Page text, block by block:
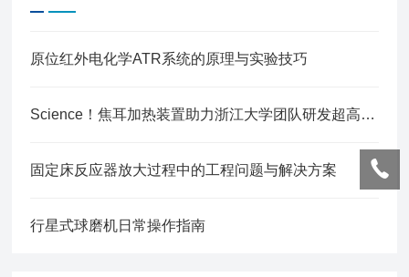
原位红外电化学ATR系统的原理与实验技巧
Science！焦耳加热装置助力浙江大学团队研发超高温下仍具超弹性气凝胶！
固定床反应器放大过程中的工程问题与解决方案
行星式球磨机日常操作指南